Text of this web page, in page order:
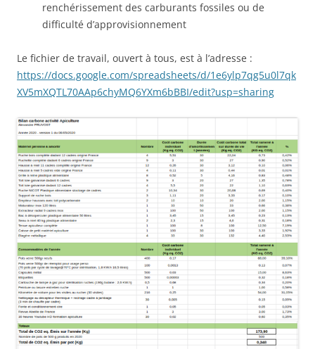
renchérissement des carburants fossiles ou de
difficulté d’approvisionnement
Le fichier de travail, ouvert à tous, est à l’adresse :
https://docs.google.com/spreadsheets/d/1e6ylp7qg5u0l7qk
XV5mXQTL70AAp6chyMQ6YXm6bBBI/edit?usp=sharing